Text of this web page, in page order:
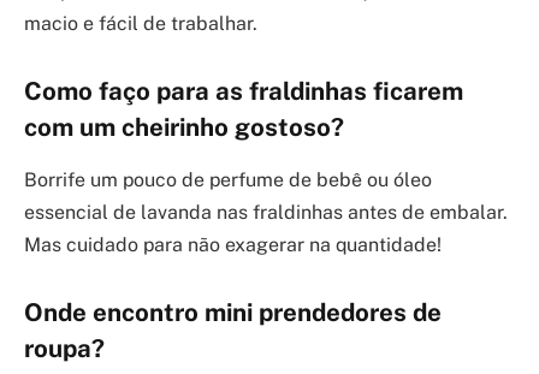
macio e fácil de trabalhar.
Como faço para as fraldinhas ficarem
com um cheirinho gostoso?
Borrife um pouco de perfume de bebê ou óleo
essencial de lavanda nas fraldinhas antes de embalar.
Mas cuidado para não exagerar na quantidade!
Onde encontro mini prendedores de
roupa?